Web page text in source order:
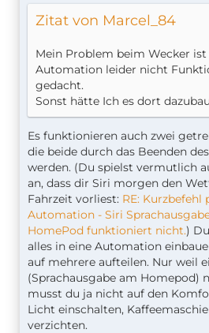
Zitat von Marcel_84
Mein Problem beim Wecker ist
Automation leider nicht
gedacht.
Sonst hätte Ich es dort
Es funktionieren auch zwei
die beide durch das Beenden
werden. (Du spielst vermutlich
an, dass dir Siri morgen den
Fahrzeit vorliest: RE: Kurzbefehl
Automation - Siri
HomePod funktioniert nicht.)
alles in eine Automation
auf mehrere aufteilen. Nur weil
(Sprachausgabe am Homepod)
musst du ja nicht auf den
Licht einschalten,
verzichten.